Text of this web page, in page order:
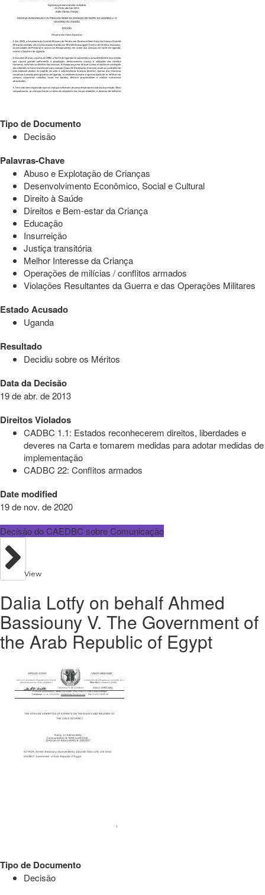
Tipo de Documento
Decisão
Palavras-Chave
Abuso e Explotação de Crianças
Desenvolvimento Econômico, Social e Cultural
Direito à Saúde
Direitos e Bem-estar da Criança
Educação
Insurreição
Justiça transitória
Melhor Interesse da Criança
Operações de milícias / conflitos armados
Violações Resultantes da Guerra e das Operações Militares
Estado Acusado
Uganda
Resultado
Decidiu sobre os Méritos
Data da Decisão
19 de abr. de 2013
Direitos Violados
CADBC 1.1: Estados reconhecerem direitos, liberdades e
deveres na Carta e tomarem medidas para adotar medidas de
implementação
CADBC 22: Conflitos armados
Date modified
19 de nov. de 2020
Decisão do CAEDBC sobre Comunicação
View
Dalia Lotfy on behalf Ahmed
Bassiouny V. The Government of
the Arab Republic of Egypt
Tipo de Documento
Decisão